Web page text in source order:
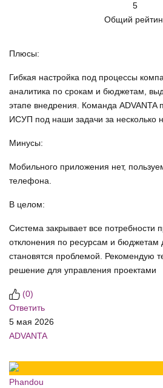
5
Общий
Плюсы:
Гибкая настройка под процессы
аналитика по срокам и бюджетам,
этапе внедрения. Команда ADVANTA
ИСУП под наши задачи за несколько
Минусы:
Мобильного приложения нет,
телефона.
В целом:
Система закрывает все потребности
отклонения по ресурсам и бюджетам
становятся проблемой. Рекомендую
решение для управления проектами
(0)
Ответить
5 мая 2026
ADVANTA
Phandou